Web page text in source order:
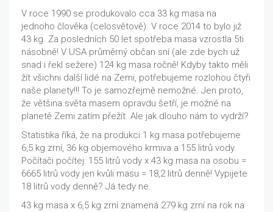
V roce 1990 se produkovalo cca 33 kg masa na
jednoho člověka (celosvětově). V roce 2014 to bylo již
43 kg. Za posledních 50 let spotřeba masa vzrostla 5ti
násobně! V USA průměrný občan sní (ale zde bych už
snad i řekl sežere) 124 kg masa ročně! Kdyby takto měli
žít všichni další lidé na Zemi, potřebujeme rozlohou čtyři
naše planety!!! To je samozřejmě nemožné. Jen proto,
že většina světa masem opravdu šetří, je možné na
planetě Zemi zatím přežít. Ale jak dlouho nám to vydrží?
Statistika říká, že na produkci 1 kg masa potřebujeme
6,5 kg zrní, 36 kg objemového krmiva a 155 litrů vody.
Počítači počítej: 155 litrů vody x 43 kg masa na osobu =
6665 litrů vody jen kvůli masu = 18,2 litrů denně! Vypijete
18 litrů vody denně? Já tedy ne.
43 kg masa x 6,5 kg zrní znamená 279 kg zrní na rok na